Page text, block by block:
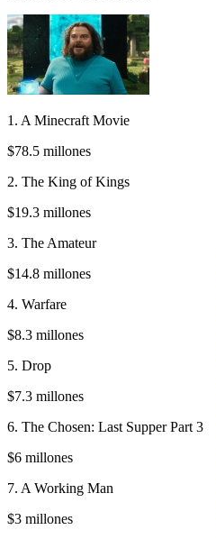
1. A Minecraft Movie
$78.5 millones
2. The King of Kings
$19.3 millones
3. The Amateur
$14.8 millones
4. Warfare
$8.3 millones
5. Drop
$7.3 millones
6. The Chosen: Last Supper Part 3
$6 millones
7. A Working Man
$3 millones